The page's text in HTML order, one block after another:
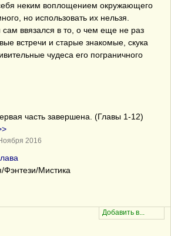
неким воплощением окружающего
но использовать их нельзя.
ввязался в то, о чем еще не раз
встречи и старые знакомые, скука
чудеса его пограничного
часть завершена. (Главы 1-12)
2016
Фэнтези/Мистика